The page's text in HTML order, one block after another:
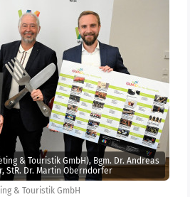
& Touristik GmbH
& Touristik GmbH), Bgm. Dr. Andreas
StR. Dr. Martin Oberndorfer